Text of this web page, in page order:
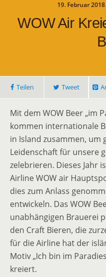
19. Februar
WOW Air
Teilen Tweet
Mit dem WOW Beer „im
kommen internationale
in Island zusammen, um
Leidenschaft für unsere
zelebrieren. Dieses Jahr
Airline WOW air
dies zum Anlass
entwickeln. Das WOW
unabhängigen Brauerei
den Craft Bieren, die
für die Airline hat der
Motiv „Ich bin im
kreiert.